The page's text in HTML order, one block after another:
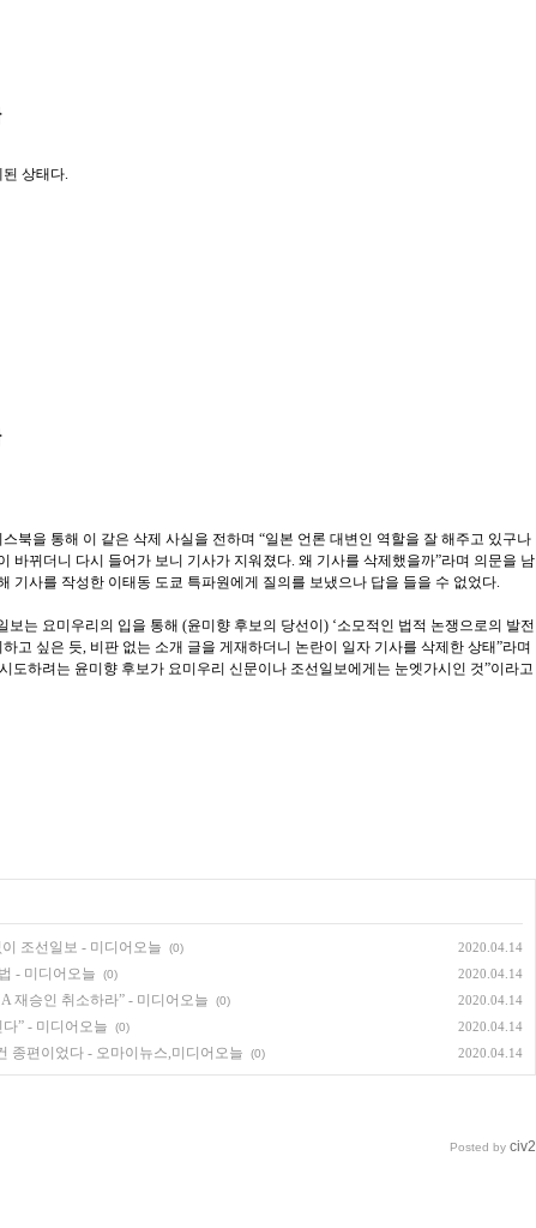
상태다.
북을 통해 이 같은 삭제 사실을 전하며 “일본 언론 대변인 역할을 잘 해주고 있구나
바뀌더니 다시 들어가 보니 기사가 지워졌다. 왜 기사를 삭제했을까”라며 의문을 남
기사를 작성한 이태동 도쿄 특파원에게 질의를 보냈으나 답을 들을 수 없었다.
보는 요미우리의 입을 통해 (윤미향 후보의 당선이) ‘소모적인 법적 논쟁으로의 발전
고 싶은 듯, 비판 없는 소개 글을 게재하더니 논란이 일자 기사를 삭제한 상태”라며
도하려는 윤미향 후보가 요미우리 신문이나 조선일보에게는 눈엣가시인 것”이라고
조선일보 - 미디어오늘 (0) 2020.04.14
- 미디어오늘 (0) 2020.04.14
재승인 취소하라” - 미디어오늘 (0) 2020.04.14
” - 미디어오늘 (0) 2020.04.14
종편이었다 - 오마이뉴스,미디어오늘 (0) 2020.04.14
Posted by civ2